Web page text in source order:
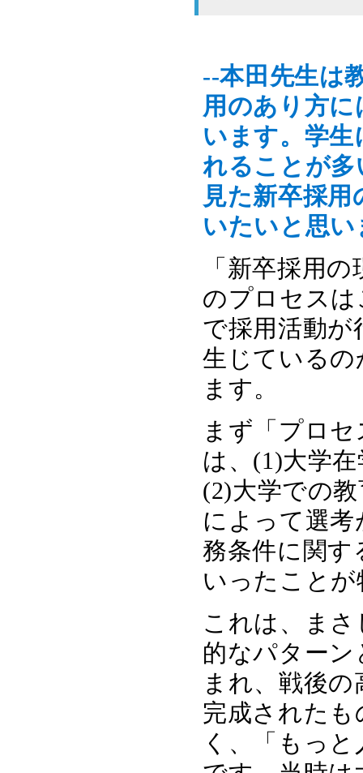
--本田先生は
用のあり方
います。学
れることが多
見た新卒採
いたいと思い
「新卒採用
のプロセス
で採用活動
生じている
ます。
まず「プロ
は、(1)大学
(2)大学での
によって選
務条件に関
いったこと
これは、ま
的なパター
まれ、戦後
完成されたも
く、「もっ